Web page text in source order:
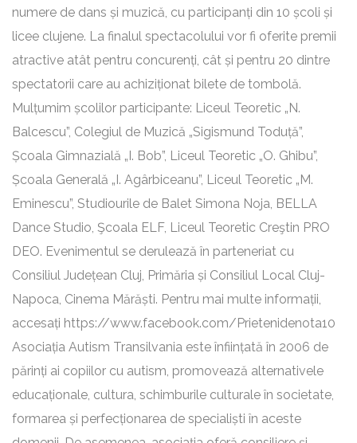
numere de dans și muzică, cu participanți din 10 școli și
licee clujene. La finalul spectacolului vor fi oferite premii
atractive atât pentru concurenți, cât și pentru 20 dintre
spectatorii care au achiziționat bilete de tombolă.
Mulțumim școlilor participante: Liceul Teoretic „N.
Balcescu”, Colegiul de Muzică „Sigismund Toduță”,
Școala Gimnazială „I. Bob”, Liceul Teoretic „O. Ghibu”,
Școala Generală „I. Agârbiceanu”, Liceul Teoretic „M.
Eminescu”, Studiourile de Balet Simona Noja, BELLA
Dance Studio, Şcoala ELF, Liceul Teoretic Creştin PRO
DEO. Evenimentul se derulează în parteneriat cu
Consiliul Județean Cluj, Primăria și Consiliul Local Cluj-
Napoca, Cinema Mărăști. Pentru mai multe informații,
accesați https://www.facebook.com/Prietenidenota10
Asociația Autism Transilvania este înființată în 2006 de
părinți ai copiilor cu autism, promovează alternativele
educaționale, cultura, schimburile culturale în societate,
formarea și perfecționarea de specialiști în aceste